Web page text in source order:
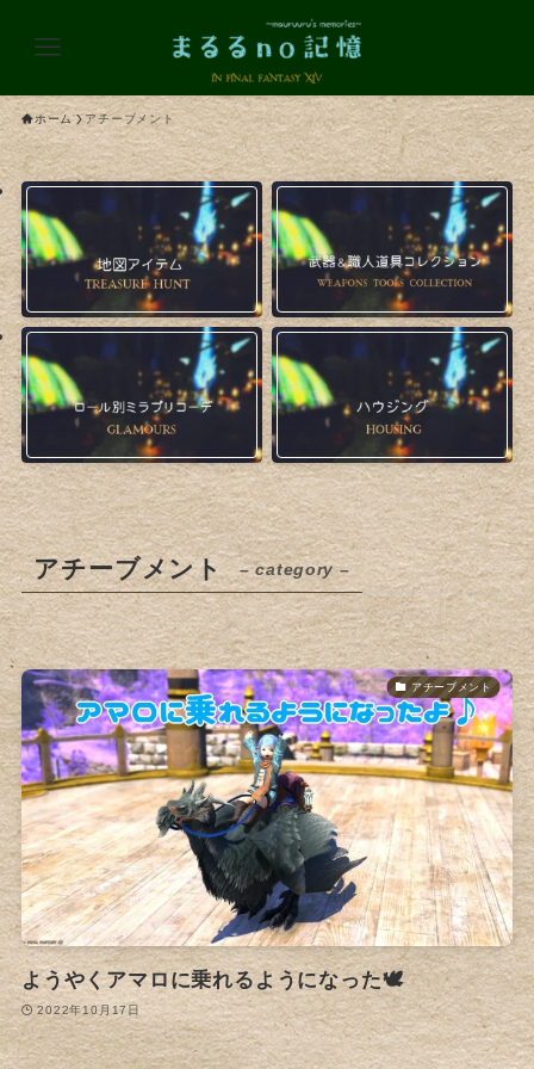
ホーム アチーブメント
アチーブメント – category –
アチーブメント
ようやくアマロに乗れるようになった🕊
2022年10月17日